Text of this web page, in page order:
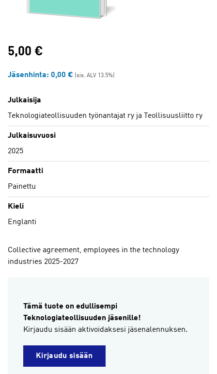
5,00 €
Jäsenhinta: 0,00 € (sis. ALV 13.5%)
Julkaisija
Teknologiateollisuuden työnantajat ry ja Teollisuusliitto ry
Julkaisuvuosi
2025
Formaatti
Painettu
Kieli
Englanti
Collective agreement, employees in the technology
industries 2025-2027
Tämä tuote on edullisempi
Teknologiateollisuuden jäsenille!
Kirjaudu sisään aktivoidaksesi jäsenalennuksen.
Kirjaudu sisään